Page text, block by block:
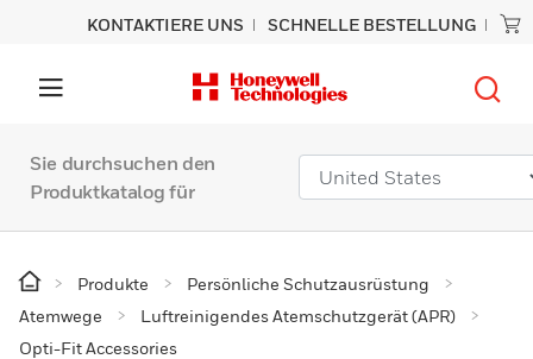
KONTAKTIERE UNS SCHNELLE BESTELLUNG
Sie durchsuchen den
Produktkatalog für
Produkte
Persönliche Schutzausrüstung
Atemwege
Luftreinigendes Atemschutzgerät (APR)
Opti-Fit Accessories